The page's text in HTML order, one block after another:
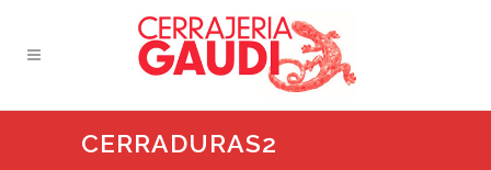
CERRADURAS2